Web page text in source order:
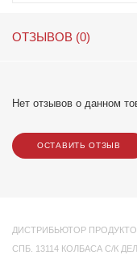
ОТЗЫВОВ (0)
Нет отзывов о данном
ОСТАВИТЬ ОТЗЫВ
ДИСТРИБЬЮТОР
СПБ. 13114 КОЛБАСА С/К